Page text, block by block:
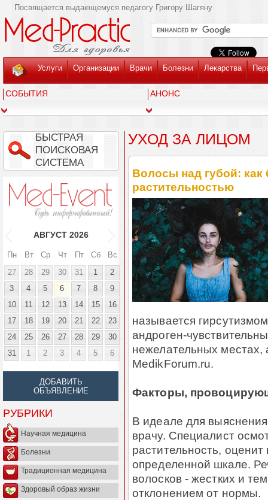
Посвящается выдающемуся педагогу Григору Шагяну
Услуги Организации Врачи Болезни Лекарства
СОБЫТИЯ АНОНС
БЫСТРАЯ
ПОИСКОВАЯ
СИСТЕМА
АВГУСТ 2026
Пн Вт Ср Чт Пт Сб
Вс
27
28 29 30 31 1
2
3
4 5 6 7 8
9
10
11 12 13 14 15
16
17
18 19 20 21 22
23
24
25 26 27 28 29
30
31
1 2 3 4 5 6
ДОБАВИТЬ
ОБЪЯВЛЕНИЕ
РУБРИКИ
Научная медицина
Болезни
Традиционная медицина
Здоровый образ жизни
УХОД ЗА ЛИЦОМ
Волосы над губой: как
растительностью
называется
андроген-
нежелательных местах,
MedikForum.ru.
Факторы,
В идеале для
врачу. Специалист
растительность,
определенной шкале.
волосков - жестких и
отклонением от нормы.